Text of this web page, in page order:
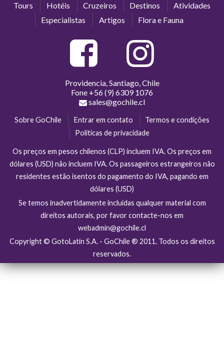
Tours Hotéis Cruzeiros Destinos
Atividades
Especialistas
Artigos Flora e Fauna
Providencia, Santiago, Chile
Fone +56 (9) 6309 1076
sales@gochile.cl
Sobre GoChile Entrar em contato
Termos e condições
Políticas de privacidade
Os preços em pesos chilenos (CLP) incluem IVA. Os preços em
dólares (USD) não incluem IVA. Os passageiros estrangeiros não
residentes estão isentos do pagamento do IVA, pagando em
dólares (USD)
Se temos inadvertidamente incluídas qualquer material com
direitos autorais, por favor contacte-nos em
webadmin@gochile.cl
Copyright © GotoLatin S.A. - GoChile ® 2011. Todos os direitos
reservados.